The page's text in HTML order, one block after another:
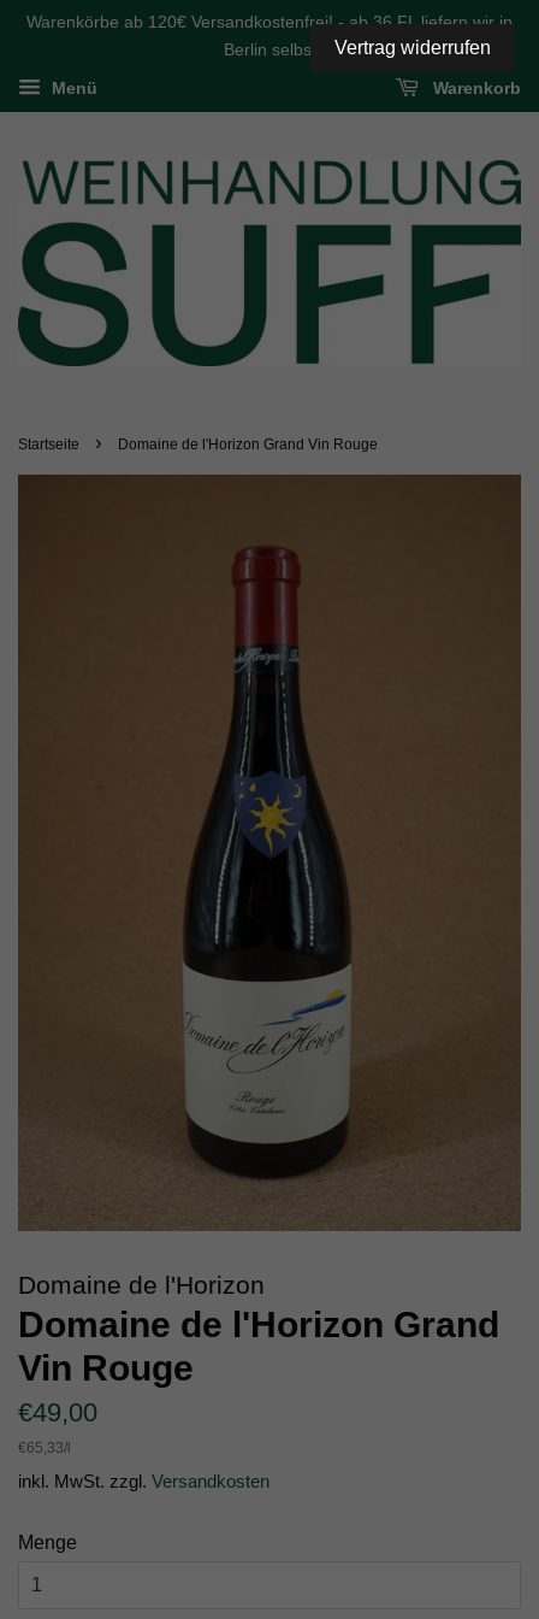
Warenkörbe ab 120€ Versandkostenfrei! - ab 36 FL liefern wir in
Berlin selbst
Menü Warenkorb
Startseite › Domaine de l'Horizon Grand Vin Rouge
Domaine de l'Horizon
Domaine de l'Horizon Grand
Vin Rouge
Normaler
Preis
€49,00
Einzelpreis
€65,33/
inkl. MwSt. zzgl. Versandkosten
Menge
Vertrag widerrufen